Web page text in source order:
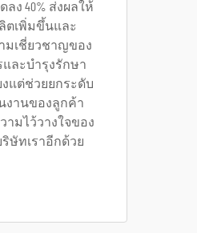
ง 40% ส่งผลให้
ตเพิ่มขึ้นและ
มเชี่ยวชาญของ
และบำรุงรักษา
งแต่ช่วยยกระดับ
งานของลูกค้า
ามไว้วางใจของ
ษัทเราอีกด้วย